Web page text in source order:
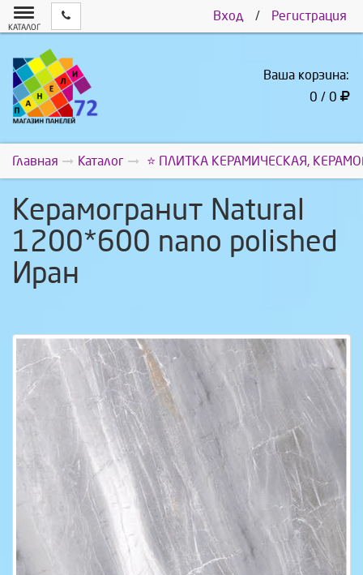
Вход / Регистрация
КАТАЛОГ
Ваша корзина:
0 / 0
Главная Каталог ⭐ ПЛИТКА КЕРАМИЧЕСКАЯ,
Керамогранит Natural
1200*600 nano polished
Иран